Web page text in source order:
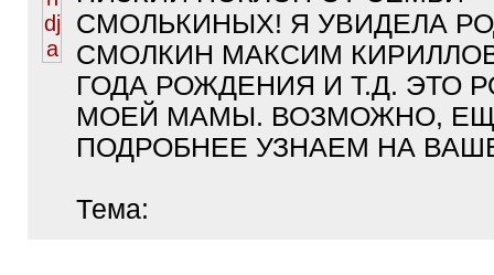
СМОЛЬКИНЫХ! Я УВИДЕЛА
СМОЛКИН МАКСИМ
ГОДА РОЖДЕНИЯ И Т.Д. ЭТО
МОЕЙ МАМЫ. ВОЗМОЖНО,
ПОДРОБНЕЕ УЗНАЕМ НА
Тема: